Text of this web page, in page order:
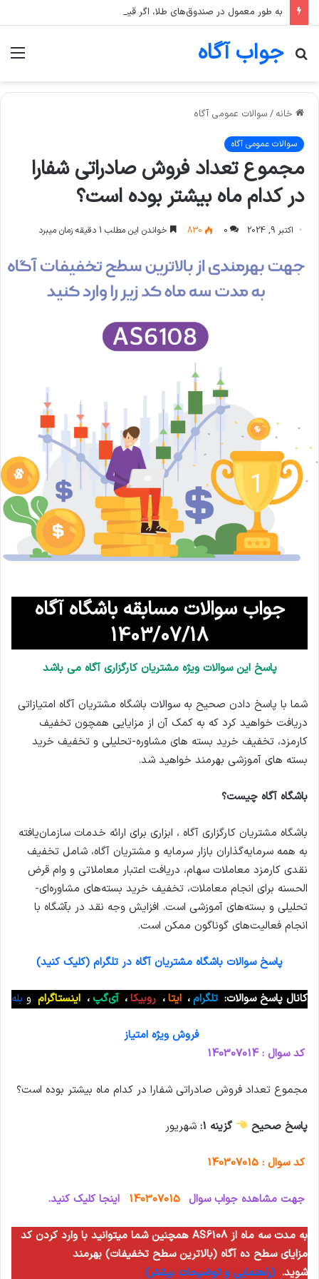
جواب آگاه
جستجو
خانه / سوالات عمومی آگاه
سوالات عمومی آگاه
مجموع تعداد فروش صادراتی شفارا
در کدام ماه بیشتر بوده است؟
اکتبر 9, 2024 0
830 خواندن این مطلب 1 دقیقه زمان میبرد
جواب سوالات مسابقه باشگاه آگاه
1403/07/18
پاسخ این سوالات ویژه مشتریان کارگزاری آگاه می باشد
شما با پاسخ دادن صحیح به سوالات باشگاه مشتریان آگاه امتیازاتی
دریافت خواهید کرد که به کمک آن از مزایایی همچون تخفیف
کارمزد، تخفیف خرید بسته های مشاوره-تحلیلی و تخفیف خرید
بسته های آموزشی بهرمند خواهید شد.
باشگاه آگاه چیست؟
باشگاه مشتریان کارگزاری آگاه ، ابزاری برای ارائه خدمات سازمان‌یافته
به همه سرمایه‌گذاران بازار سرمایه و مشتریان آگاه، شامل تخفیف
نقدی کارمزد معاملات سهام، دریافت اعتبار معاملاتی و وام قرض
الحسنه برای انجام معاملات، تخفیف خرید بسته‌های مشاوره‌ای-
تحلیلی و بسته‌های آموزشی است. افزایش وجه نقد در بآشگاه با
انجام فعالیت‌های گوناگون ممکن است.
پاسخ سوالات باشگاه مشتریان آگاه در تلگرام (کلیک کنید)
کانال پاسخ سوالات: تلگرام، ایتا، روبیکا، آی‌گپ، اینستاگرام و بله
فروش ویژه امتیاز
کد سوال : 140307014
مجموع تعداد فروش صادراتی شفارا در کدام ماه بیشتر بوده است؟
پاسخ صحیح گزینه 1: شهریور
کد سوال : 140307015
جهت مشاهده جواب سوال 140307015 اینجا کلیک کنید.
همچنین شما میتوانید با وارد کردن کد AS6108 به مدت سه ماه از
مزایای سطح ده آگاه (بالاترین سطح تخفیفات) بهرمند
شوید. (راهنمایی و توضیحات بیشتر)